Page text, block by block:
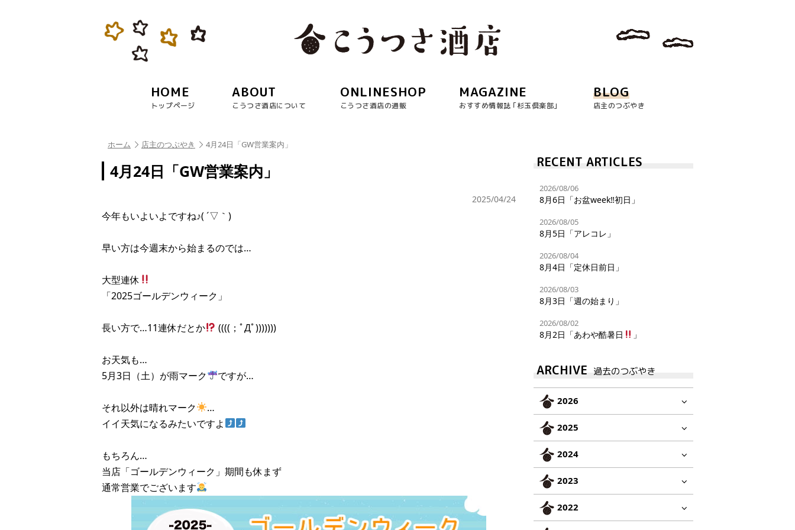
HOME
トップページ
ABOUT
こうつさ酒店について
ONLINESHOP
こうつさ酒店の通販
MAGAZINE
おすすめ情報誌 ｢杉玉倶楽部｣
BLOG
店主のつぶやき
ホーム 店主のつぶやき 4月24日「GW営業案内」
4月24日「GW営業案内」
2025/04/24
今年もいよいよですね♪( ´▽｀)
早い方は今週末から始まるのでは…
大型連休
「2025ゴールデンウィーク」
長い方で…11連休だとか ((((；ﾟДﾟ)))))))
お天気も…
5月3日（土）が雨マーク
ですが…
それ以外は晴れマーク
…
イイ天気になるみたいですよ
もちろん…
当店「ゴールデンウィーク」期間も休まず
通常営業でございます
RECENT ARTICLES
2026/08/06
8月6日「お盆week‼︎初日」
2026/08/05
8月5日「アレコレ」
2026/08/04
8月4日「定休日前日」
2026/08/03
8月3日「週の始まり」
2026/08/02
8月2日「あわや酷暑日 」
ARCHIVE 過去のつぶやき
2026
2025
2024
2023
2022